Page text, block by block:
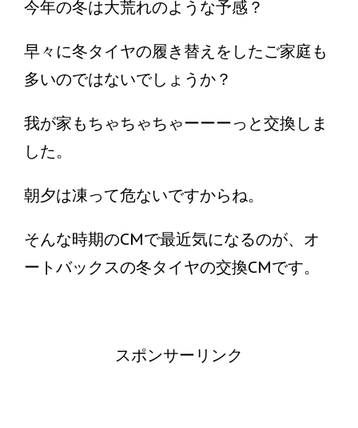
今年の冬は大荒れのような予感？
早々に冬タイヤの履き替えをしたご家庭も
多いのではないでしょうか？
我が家もちゃちゃちゃーーーっと交換しま
した。
朝夕は凍って危ないですからね。
そんな時期のCMで最近気になるのが、オ
ートバックスの冬タイヤの交換CMです。
スポンサーリンク